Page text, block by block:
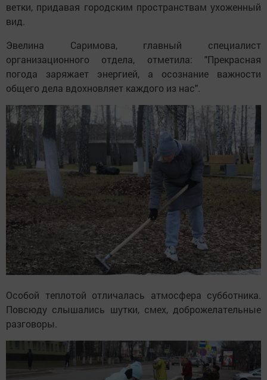
ветки, придавая городским пространствам ухоженный
вид.
Эвелина Саримова, главный специалист
организационного отдела, отметила: "Прекрасная
погода заряжает энергией, а осознание важности
общего дела вдохновляет каждого из нас".
Особой теплотой отличалась атмосфера субботника.
Повсюду слышались шутки, смех, доброжелательные
разговоры.